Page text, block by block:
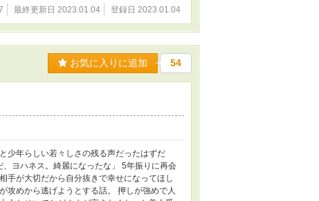
最終更新日 2023.01.04 登録日 2023.01.04
お気に入りに追加 54
少年らしい若々しさの残る声だったはずだ
ヨハネス。綺麗になったな」 5年振りに再会
手が大切だから自分抜きで幸せになってほし
攻めから逃げようとする話。 押しが強めで人